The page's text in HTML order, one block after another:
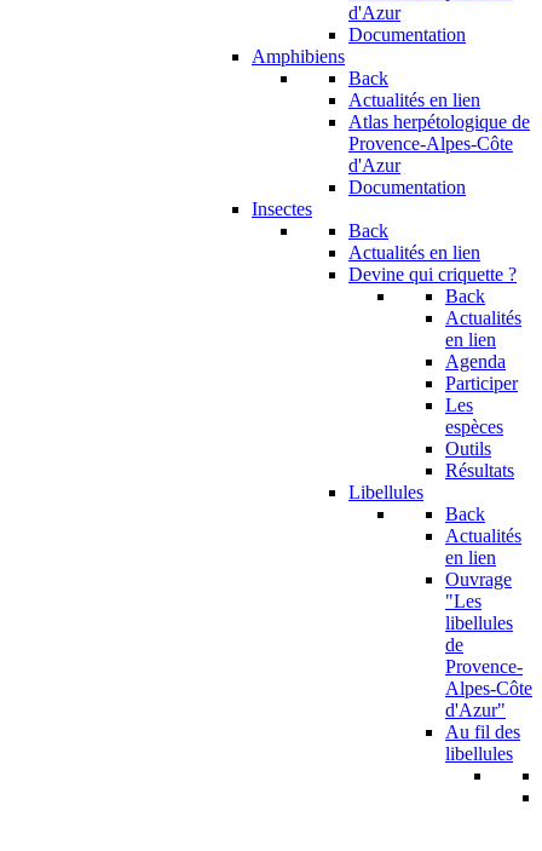
d'Azur
Documentation
Amphibiens
Back
Actualités en lien
Atlas herpétologique de
Provence-Alpes-Côte
d'Azur
Documentation
Insectes
Back
Actualités en lien
Devine qui criquette ?
Back
Actualités
en lien
Agenda
Participer
Les
espèces
Outils
Résultats
Libellules
Back
Actualités
en lien
Ouvrage
"Les
libellules
de
Provence-
Alpes-Côte
d'Azur"
Au fil des
libellules